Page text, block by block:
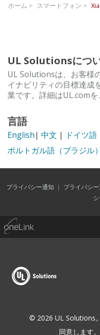
ホーム > スマートフォン >
UL Solutionsにつ
UL Solutionsは、お客様
イナビリティの目標達成
業です。詳細はUL.comを
言語
English| 中文 | ドイツ語
ポルトガル語（ブラジル）
プライバシー通知 | プライバシ
© 2026 UL Solutions
同意します。